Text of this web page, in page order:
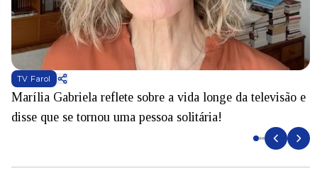
TV Farol
Marília Gabriela reflete sobre a vida longe da televisão e
disse que se tornou uma pessoa solitária!